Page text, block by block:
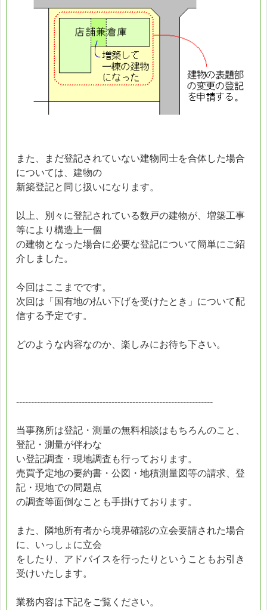
また、まだ登記されていない建物同士を合体した場合
については、建物の
新築登記と同じ扱いになります。
以上、別々に登記されている数戸の建物が、増築工事
等により構造上一個
の建物となった場合に必要な登記について簡単にご紹
介しました。
今回はここまでです。
次回は「国有地の払い下げを受けたとき」について配
信する予定です。
どのような内容なのか、楽しみにお待ち下さい。
------------------------------------------------------------------
当事務所は登記・測量の無料相談はもちろんのこと、
登記・測量が伴わな
い登記調査・現地調査も行っております。
売買予定地の要約書・公図・地積測量図等の請求、登
記・現地での問題点
の調査等面倒なことも手掛けております。
また、隣地所有者から境界確認の立会要請された場合
に、いっしょに立会
をしたり、アドバイスを行ったりということもお引き
受けいたします。
業務内容は下記をご覧ください。